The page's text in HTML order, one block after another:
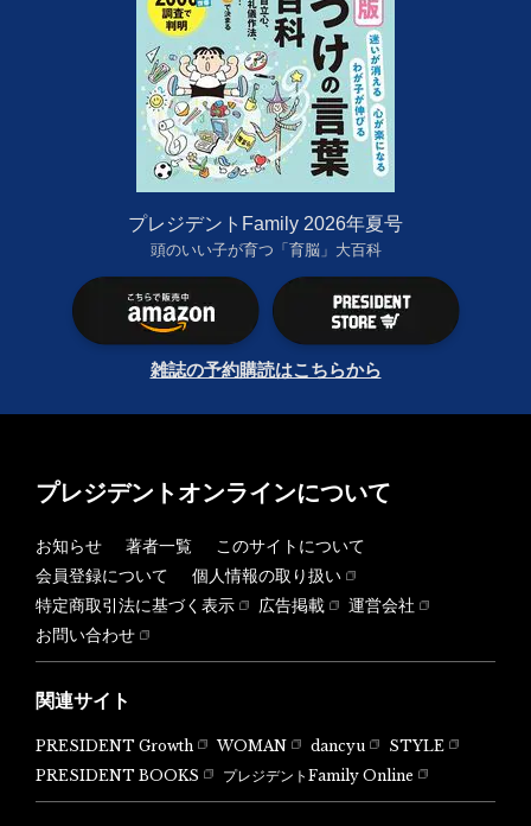
プレジデントFamily 2026年夏号
頭のいい子が育つ「育脳」大百科
雑誌の予約購読はこちらから
プレジデントオンラインについて
お知らせ 著者一覧
このサイトについて
会員登録について
個人情報の取り扱い
特定商取引法に基づく表示
広告掲載
運営会社
お問い合わせ
関連サイト
PRESIDENT Growth WOMAN dancyu
STYLE
PRESIDENT BOOKS
プレジデントFamily Online